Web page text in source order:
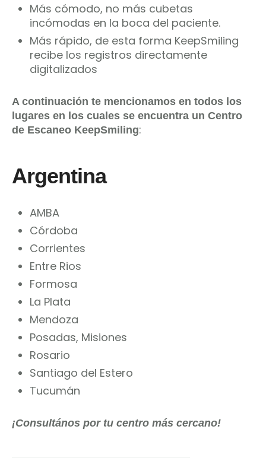
Más cómodo, no más cubetas
incómodas en la boca del paciente.⁣⁣
Más rápido, de esta forma KeepSmiling
recibe los registros directamente
digitalizados
A continuación te mencionamos en todos los
lugares en los cuales se encuentra un Centro
de Escaneo KeepSmiling:
Argentina
AMBA
Córdoba
Corrientes
Entre Rios
Formosa
La Plata
Mendoza
Posadas, Misiones
Rosario
Santiago del Estero
Tucumán
¡Consultános por tu centro más cercano!